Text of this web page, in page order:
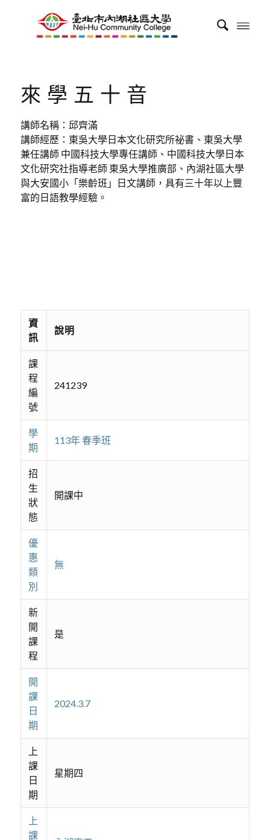
來學五十音
講師名稱：邱齊滿
講師經歷：東吳大學日本文化研究所祕書、東吳大學
兼任講師 中國科技大學專任講師、中國科技大學日本
文化研究社指導老師 東吳大學推廣部、內湖社區大學
與大安國小「樂齡班」日文講師，具有三十年以上豐
富的日語教學經驗。
資
訊
說明
課
程
編
號
241239
學
期
113年 春季班
招
生
狀
態
開課中
優
惠
類
別
無
新
開
課
程
是
開
課
日
期
2024.3.7
上
課
日
期
星期四
上
課